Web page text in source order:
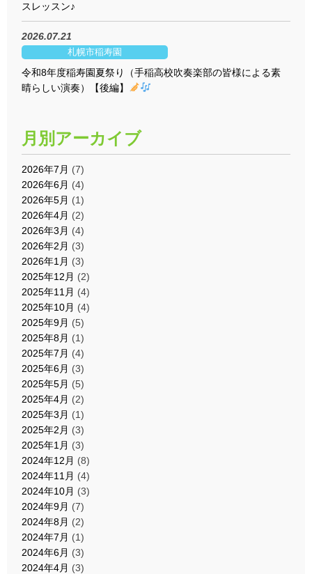
スレッスン♪
2026.07.21
札幌市稲寿園
令和8年度稲寿園夏祭り（手稲高校吹奏楽部の皆様による素
晴らしい演奏）【後編】
月別アーカイブ
2026年7月 (7)
2026年6月 (4)
2026年5月 (1)
2026年4月 (2)
2026年3月 (4)
2026年2月 (3)
2026年1月 (3)
2025年12月 (2)
2025年11月 (4)
2025年10月 (4)
2025年9月 (5)
2025年8月 (1)
2025年7月 (4)
2025年6月 (3)
2025年5月 (5)
2025年4月 (2)
2025年3月 (1)
2025年2月 (3)
2025年1月 (3)
2024年12月 (8)
2024年11月 (4)
2024年10月 (3)
2024年9月 (7)
2024年8月 (2)
2024年7月 (1)
2024年6月 (3)
2024年4月 (3)